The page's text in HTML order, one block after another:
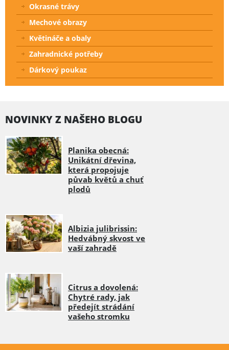
Okrasné trávy
Mechové obrazy
Květináče a obaly
Zahradnické potřeby
Dárkový poukaz
NOVINKY Z NAŠEHO BLOGU
Planika obecná:
Unikátní dřevina,
která propojuje
půvab květů a chuť
plodů
Albizia julibrissin:
Hedvábný skvost ve
vaší zahradě
Citrus a dovolená:
Chytré rady, jak
předejít strádání
vašeho stromku